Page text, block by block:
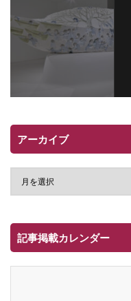
アーカイブ
記事掲載カレンダー